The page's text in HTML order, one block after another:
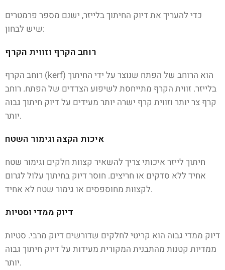
כדי להעריך את דיוק החיתוך בלייזר, ישנם מספר פרמטרים
שיש לבחון:
רוחב הקרף וזווית הקרף
רוחב הקרף (kerf) הוא הרוחב של הפתח שנוצר על ידי החיתוך
בלייזר. זווית הקרף מתייחסת לשיפוע הצדדים של הפתח. רוחב
קרף צר יותר וזווית קרף ישרה יותר מעידים על דיוק חיתוך גבוה
יותר.
איכות הקצה וגימור השטח
חיתוך לייזר איכותי צריך להשאיר קצוות חלקים וגימור שטח
אחיד ללא סדקים או חריצים. חוסר דיוק בחיתוך עלול לגרום
לקצוות מחוספסים או גימור שטח לא אחיד.
דיוק ממדי וסטיות
דיוק ממדי גבוה הוא קריטי לחלקים שדורשים דיוק מרבי. סטיות
ממדיות קטנות מהתבנית המקורית מעידות על דיוק חיתוך גבוה
יותר.